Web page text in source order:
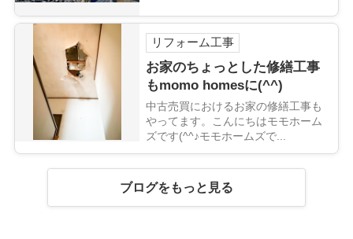
リフォーム工事
お家のちょっとした修繕工事
もmomo homesに(^^)
中古売買におけるお家の修繕工事も
やってます。こんにちはモモホーム
ズです(^^♪モモホームズで...
ブログをもっと見る